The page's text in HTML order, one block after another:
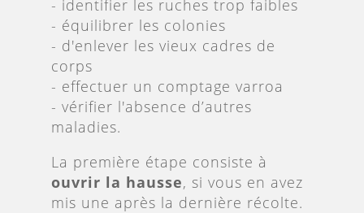
- identifier les ruches trop faibles
- équilibrer les colonies
- d'enlever les vieux cadres de
corps
- effectuer un comptage varroa
- vérifier l'absence d’autres
maladies.
La première étape consiste à
ouvrir la hausse, si vous en avez
mis une après la dernière récolte.